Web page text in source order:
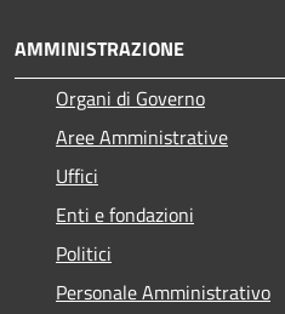
AMMINISTRAZIONE
Organi di Governo
Aree Amministrative
Uffici
Enti e fondazioni
Politici
Personale Amministrativo